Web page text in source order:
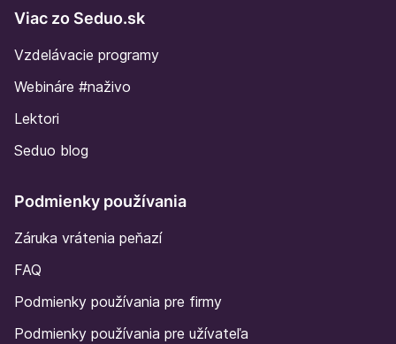
Viac zo Seduo.sk
Vzdelávacie programy
Webináre #naživo
Lektori
Seduo blog
Podmienky používania
Záruka vrátenia peňazí
FAQ
Podmienky používania pre firmy
Podmienky používania pre užívateľa